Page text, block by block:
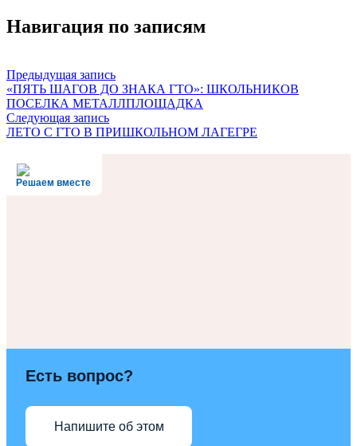
Навигация по записям
Предыдущая запись
«ПЯТЬ ШАГОВ ДО ЗНАКА ГТО»: ШКОЛЬНИКОВ
ПОСЕЛКА МЕТАЛЛПЛОЩАДКА
Следующая запись
ЛЕТО С ГТО В ПРИШКОЛЬНОМ ЛАГЕГРЕ
Решаем вместе
Есть вопрос?
Напишите об этом